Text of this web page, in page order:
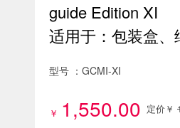
guide Edition XI
适用于：包装盒
型号 ： GCMI-XI
￥ 1,550.00 定价￥